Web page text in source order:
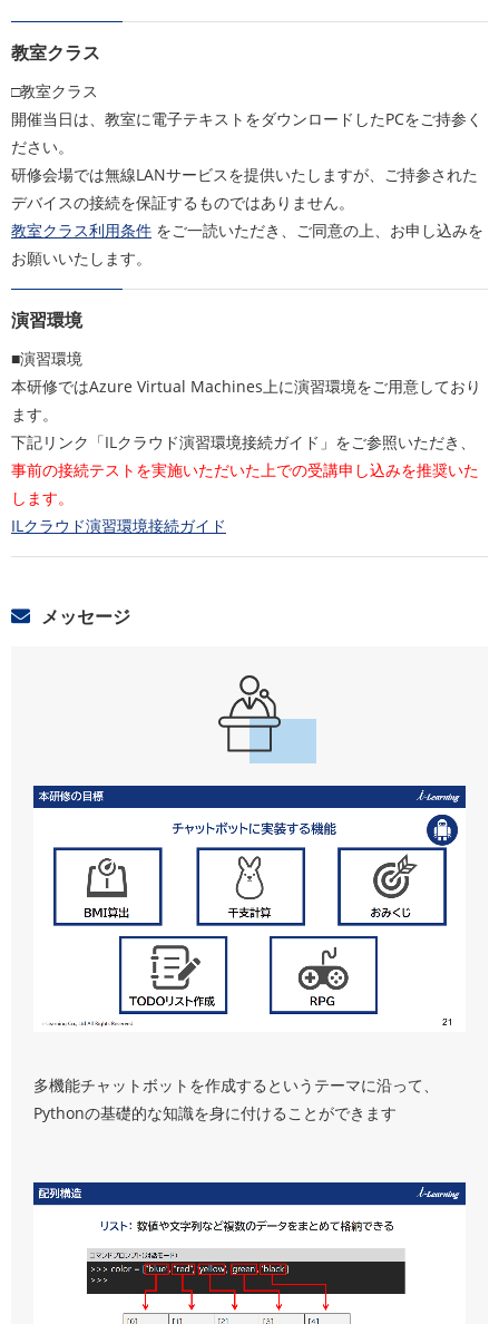
教室クラス
□教室クラス
開催当日は、教室に電子テキストをダウンロードしたPCをご持参く
ださい。
研修会場では無線LANサービスを提供いたしますが、ご持参された
デバイスの接続を保証するものではありません。
教室クラス利用条件 をご一読いただき、ご同意の上、お申し込みを
お願いいたします。
演習環境
■演習環境
本研修ではAzure Virtual Machines上に演習環境をご用意しており
ます。
下記リンク「ILクラウド演習環境接続ガイド」をご参照いただき、
事前の接続テストを実施いただいた上での受講申し込みを推奨いた
します。
ILクラウド演習環境接続ガイド
メッセージ
多機能チャットボットを作成するというテーマに沿って、
Pythonの基礎的な知識を身に付けることができます